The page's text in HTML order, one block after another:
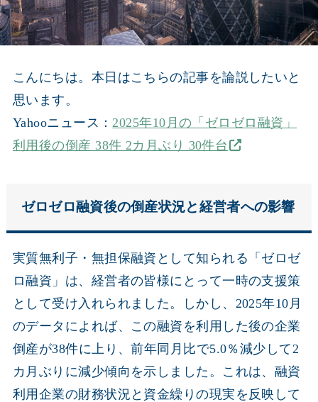
こんにちは。本日はこちらの記事を論説したいと
思います。
Yahooニュース：2025年10月の「ゼロゼロ融資」
利用後の倒産 38件 2カ月ぶり 30件台
ゼロゼロ融資後の倒産状況と経営者への影響
実質無利子・無担保融資として知られる「ゼロゼ
ロ融資」は、経営者の皆様にとって一時の支援策
として受け入れられました。しかし、2025年10月
のデータによれば、この融資を利用した後の企業
倒産が38件に上り、前年同月比で5.0％減少して2
カ月ぶりに減少傾向を示しました。これは、融資
利用企業の財務状況と資金繰りの現実を反映して